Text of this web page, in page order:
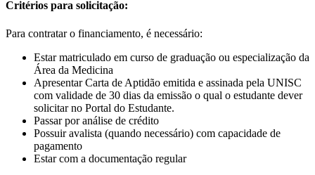
Critérios para solicitação:
Para contratar o financiamento, é necessário:
Estar matriculado em curso de graduação ou especialização da
Área da Medicina
Apresentar Carta de Aptidão emitida e assinada pela UNISC
com validade de 30 dias da emissão o qual o estudante dever
solicitar no Portal do Estudante.
Passar por análise de crédito
Possuir avalista (quando necessário) com capacidade de
pagamento
Estar com a documentação regular